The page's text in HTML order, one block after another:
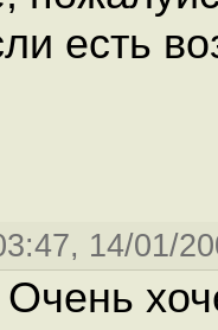
есть
14/01/